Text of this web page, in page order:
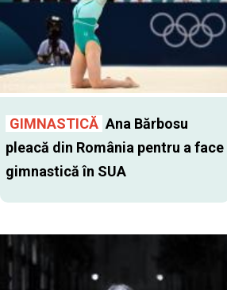
GIMNASTICĂ Ana Bărbosu
pleacă din România pentru a face
gimnastică în SUA